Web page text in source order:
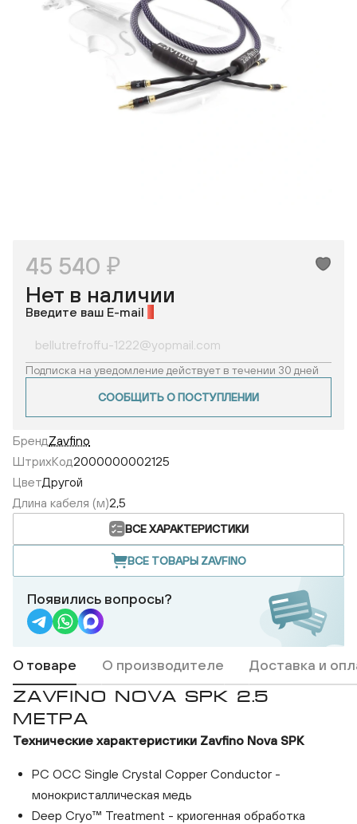
45 540 ₽
Нет в наличии
Введите ваш E-mail
Подписка на уведомление действует в течении 30 дней
СООБЩИТЬ О ПОСТУПЛЕНИИ
БрендZavfino
ШтрихКод2000000002125
ЦветДругой
Длина кабеля (м)2,5
ВСЕ ХАРАКТЕРИСТИКИ
ВСЕ ТОВАРЫ ZAVFINO
Появились вопросы?
О товаре О производителе Доставка и
ZAVFINO NOVA SPK 2.5
МЕТРА
Технические характеристики Zavfino Nova SPK
PC OCC Single Crystal Copper Conductor -
монокристаллическая медь
Deep Cryo™ Treatment - криогенная обработка